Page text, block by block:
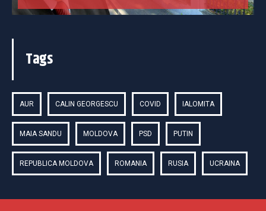
Tags
AUR CALIN GEORGESCU COVID IALOMITA
MAIA SANDU MOLDOVA PSD PUTIN
REPUBLICA MOLDOVA ROMANIA RUSIA UCRAINA